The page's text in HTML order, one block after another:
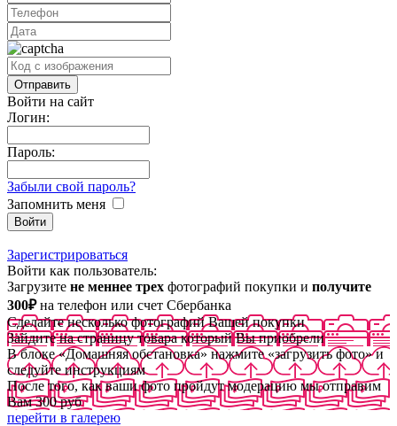
Войти на сайт
Логин:
Пароль:
Забыли свой пароль?
Запомнить меня
Зарегистрироваться
Войти как пользователь:
Загрузите не меннее трех фотографий покупки и получите
300₽на телефон или счет Сбербанка
Сделайте несколько фотографий Вашей покупки
Зайдите на страницу товара который Вы приобрели
В блоке «Домашняя обстановка» нажмите «загрузить фото» и
следуйте инструкциям
После того, как ваши фото пройдут модерацию мы отправим
Вам 300 руб
перейти в галерею